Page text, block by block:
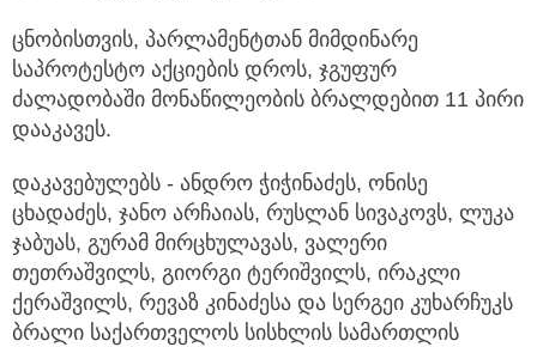
ცნობისთვის, პარლამენტთან მიმდინარე
საპროტესტო აქციების დროს, ჯგუფურ
ძალადობაში მონაწილეობის ბრალდებით 11 პირი
დააკავეს.
დაკავებულებს - ანდრო ჭიჭინაძეს, ონისე
ცხადაძეს, ჯანო არჩაიას, რუსლან სივაკოვს, ლუკა
ჯაბუას, გურამ მირცხულავას, ვალერი
თეთრაშვილს, გიორგი ტერიშვილს, ირაკლი
ქერაშვილს, რევაზ კინაძესა და სერგეი კუხარჩუკს
ბრალი საქართველოს სისხლის სამართლის